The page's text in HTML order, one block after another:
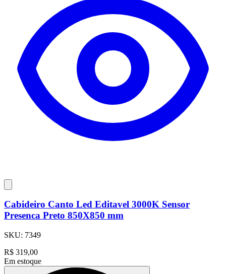
Cabideiro Canto Led Editavel 3000K Sensor
Presenca Preto 850X850 mm
SKU: 7349
R$ 319,00
Em estoque